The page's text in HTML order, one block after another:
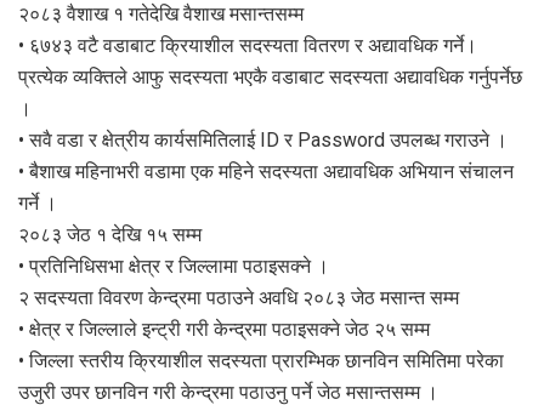
२०८३ वैशाख १ गतेदेखि वैशाख मसान्तसम्म
• ६७४३ वटै वडाबाट क्रियाशील सदस्यता वितरण र अद्यावधिक गर्ने।
प्रत्येक व्यक्तिले आफु सदस्यता भएकै वडाबाट सदस्यता अद्यावधिक गर्नुपर्नेछ
।
• सवै वडा र क्षेत्रीय कार्यसमितिलाई ID र Password उपलब्ध गराउने ।
• बैशाख महिनाभरी वडामा एक महिने सदस्यता अद्यावधिक अभियान संचालन
गर्ने ।
२०८३ जेठ १ देखि १५ सम्म
• प्रतिनिधिसभा क्षेत्र र जिल्लामा पठाइसक्ने ।
२ सदस्यता विवरण केन्द्रमा पठाउने अवधि २०८३ जेठ मसान्त सम्म
• क्षेत्र र जिल्लाले इन्ट्री गरी केन्द्रमा पठाइसक्ने जेठ २५ सम्म
• जिल्ला स्तरीय क्रियाशील सदस्यता प्रारम्भिक छानविन समितिमा परेका
उजुरी उपर छानविन गरी केन्द्रमा पठाउनु पर्ने जेठ मसान्तसम्म ।